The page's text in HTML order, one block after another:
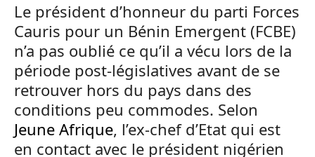
Le président d’honneur du parti Forces
Cauris pour un Bénin Emergent (FCBE)
n’a pas oublié ce qu’il a vécu lors de la
période post-législatives avant de se
retrouver hors du pays dans des
conditions peu commodes. Selon
Jeune Afrique, l’ex-chef d’Etat qui est
en contact avec le président nigérien